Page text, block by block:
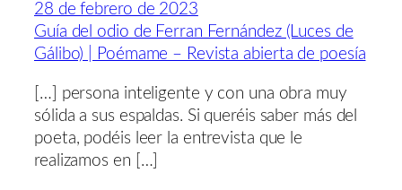
28 de febrero de 2023
Guía del odio de Ferran Fernández (Luces de
Gálibo) | Poémame – Revista abierta de poesía
[…] persona inteligente y con una obra muy
sólida a sus espaldas. Si queréis saber más del
poeta, podéis leer la entrevista que le
realizamos en […]